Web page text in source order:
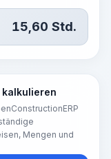
15,60 Std.
kalkulieren
Mengen und